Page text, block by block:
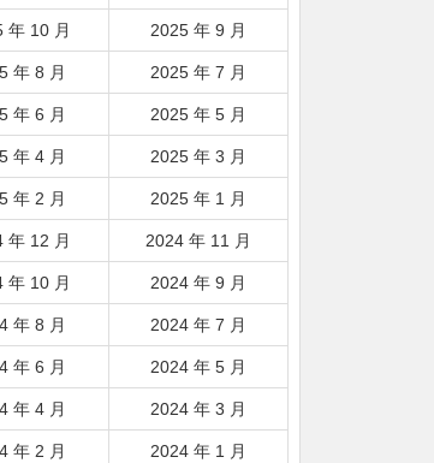
年 10 月 2025 年 9 月
年 8 月 2025 年 7 月
年 6 月 2025 年 5 月
年 4 月 2025 年 3 月
年 2 月 2025 年 1 月
年 12 月 2024 年 11 月
年 10 月 2024 年 9 月
年 8 月 2024 年 7 月
年 6 月 2024 年 5 月
年 4 月 2024 年 3 月
年 2 月 2024 年 1 月